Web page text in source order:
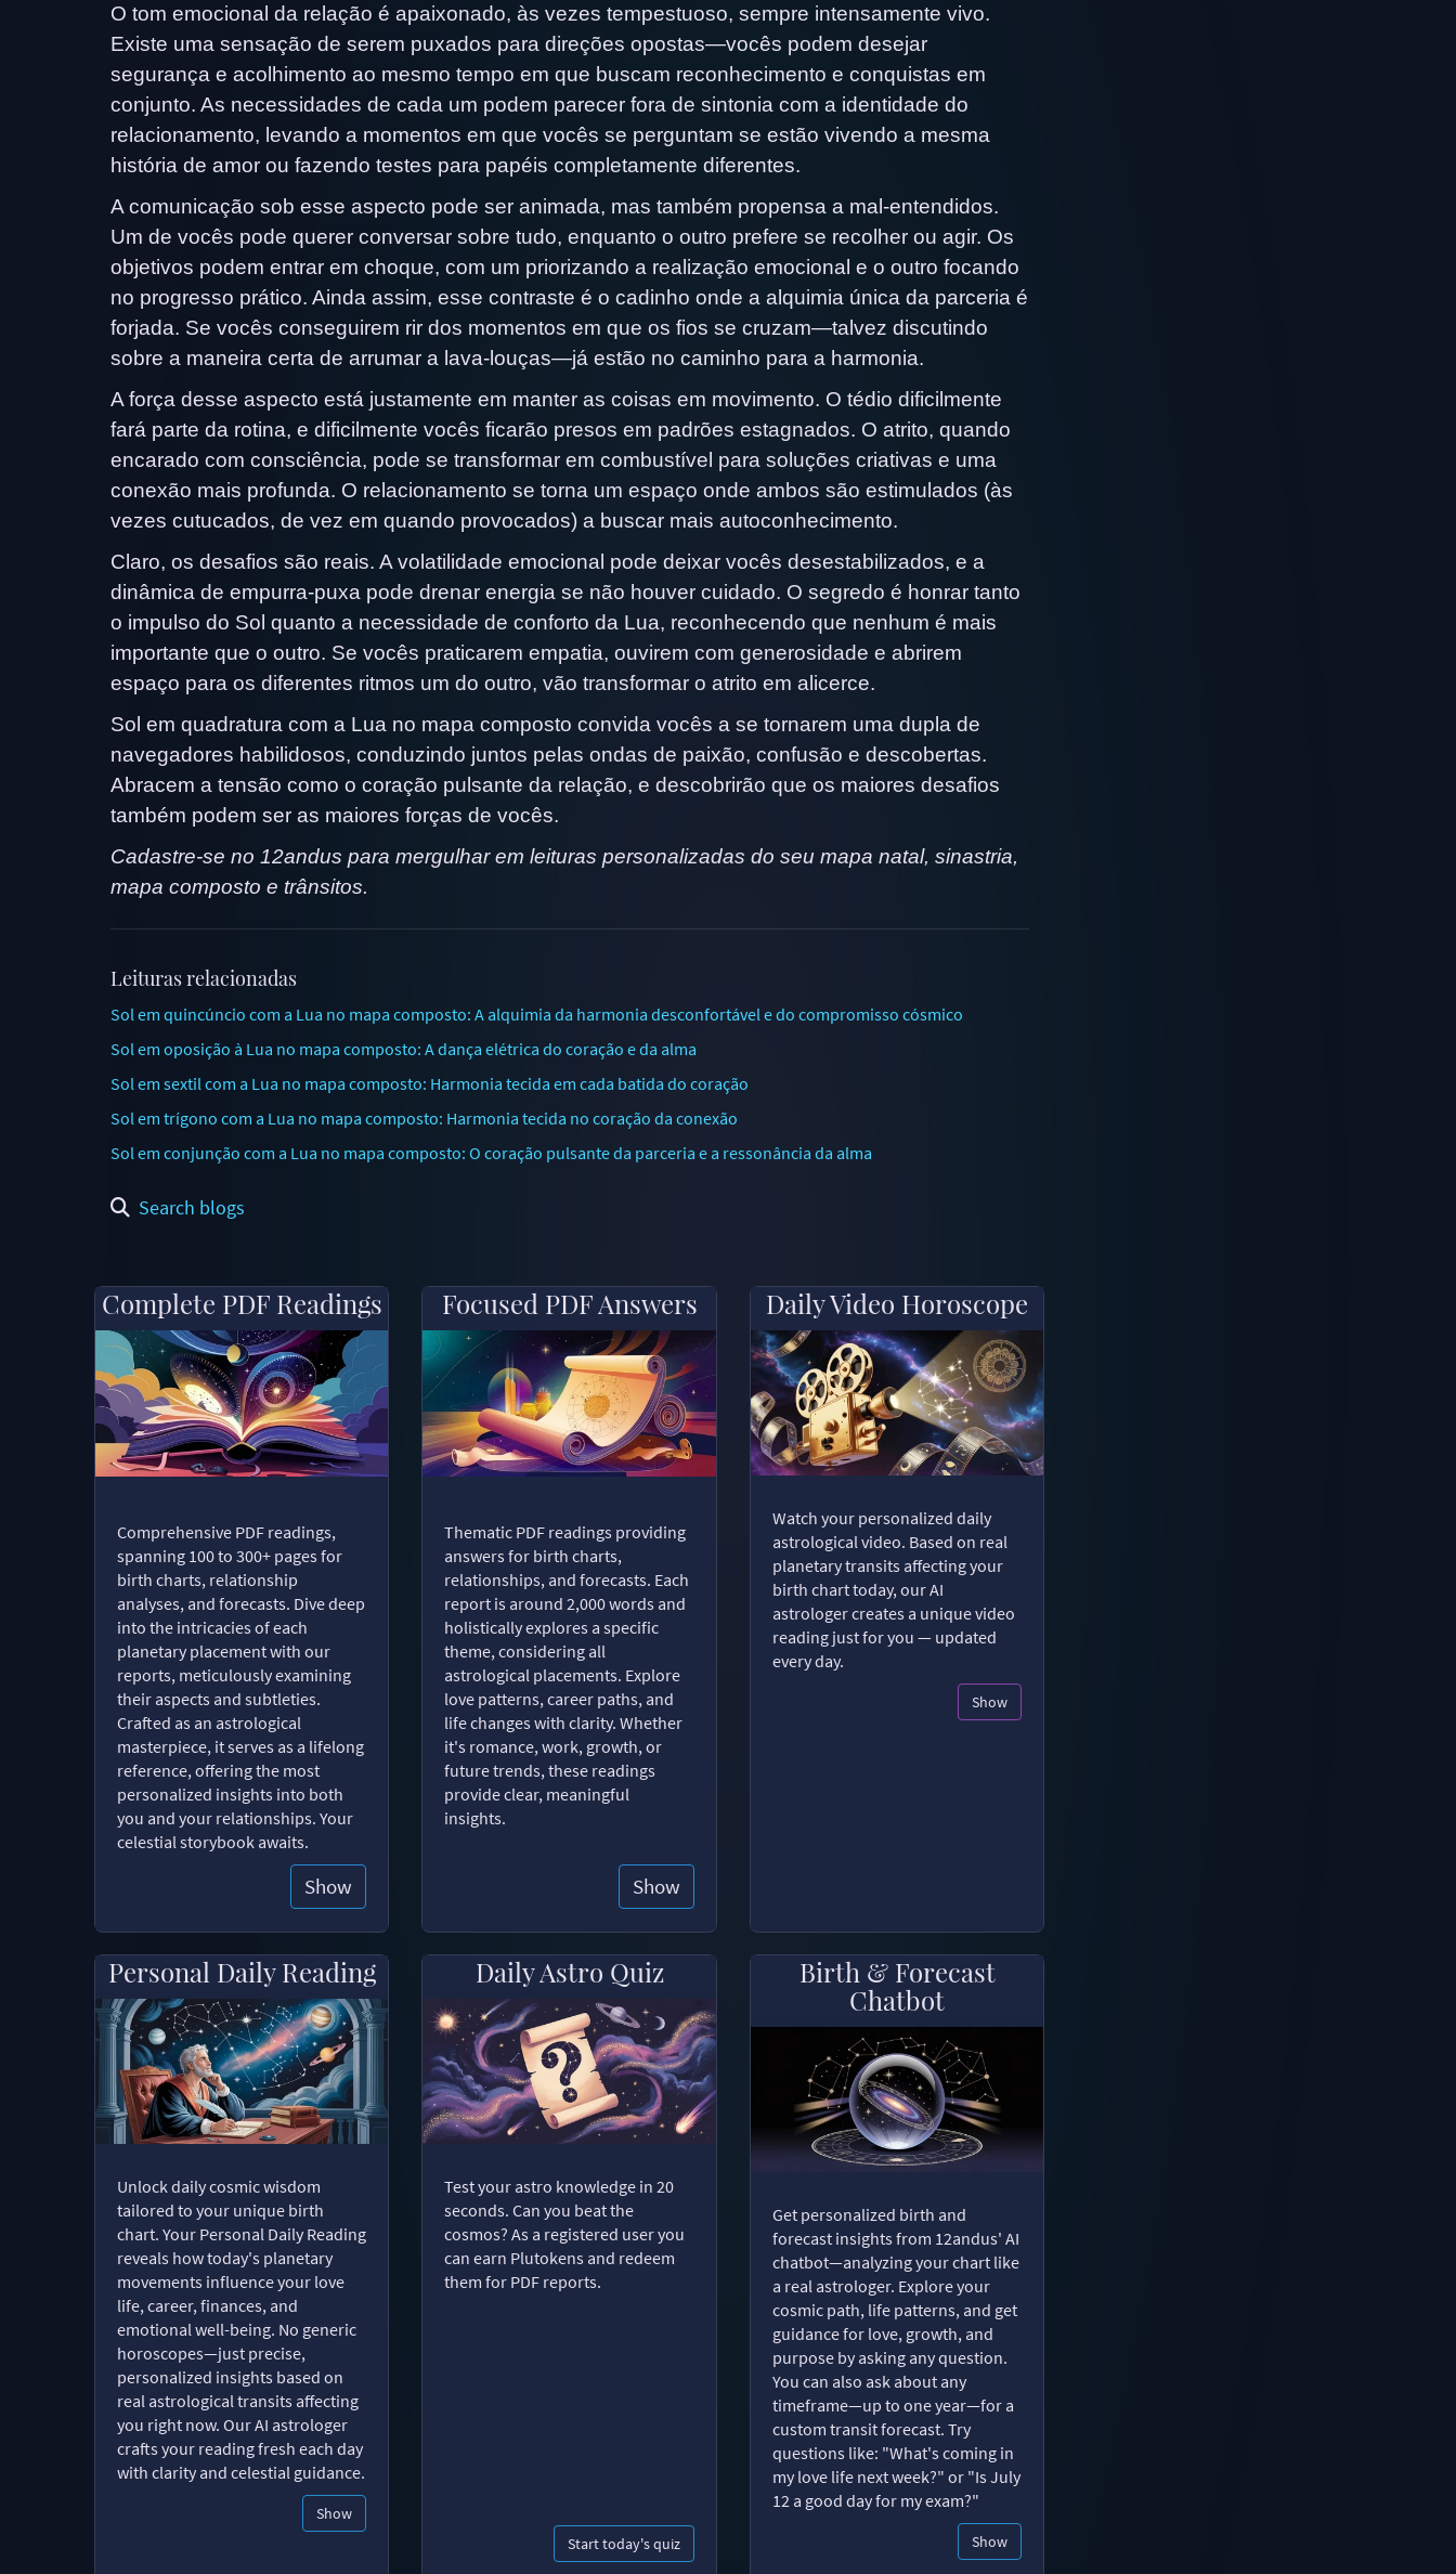
O tom emocional da relação é apaixonado, às vezes tempestuoso, sempre intensamente vivo.
Existe uma sensação de serem puxados para direções opostas—vocês podem desejar
segurança e acolhimento ao mesmo tempo em que buscam reconhecimento e conquistas em
conjunto. As necessidades de cada um podem parecer fora de sintonia com a identidade do
relacionamento, levando a momentos em que vocês se perguntam se estão vivendo a mesma
história de amor ou fazendo testes para papéis completamente diferentes.
A comunicação sob esse aspecto pode ser animada, mas também propensa a mal-entendidos.
Um de vocês pode querer conversar sobre tudo, enquanto o outro prefere se recolher ou agir. Os
objetivos podem entrar em choque, com um priorizando a realização emocional e o outro focando
no progresso prático. Ainda assim, esse contraste é o cadinho onde a alquimia única da parceria é
forjada. Se vocês conseguirem rir dos momentos em que os fios se cruzam—talvez discutindo
sobre a maneira certa de arrumar a lava-louças—já estão no caminho para a harmonia.
A força desse aspecto está justamente em manter as coisas em movimento. O tédio dificilmente
fará parte da rotina, e dificilmente vocês ficarão presos em padrões estagnados. O atrito, quando
encarado com consciência, pode se transformar em combustível para soluções criativas e uma
conexão mais profunda. O relacionamento se torna um espaço onde ambos são estimulados (às
vezes cutucados, de vez em quando provocados) a buscar mais autoconhecimento.
Claro, os desafios são reais. A volatilidade emocional pode deixar vocês desestabilizados, e a
dinâmica de empurra-puxa pode drenar energia se não houver cuidado. O segredo é honrar tanto
o impulso do Sol quanto a necessidade de conforto da Lua, reconhecendo que nenhum é mais
importante que o outro. Se vocês praticarem empatia, ouvirem com generosidade e abrirem
espaço para os diferentes ritmos um do outro, vão transformar o atrito em alicerce.
Sol em quadratura com a Lua no mapa composto convida vocês a se tornarem uma dupla de
navegadores habilidosos, conduzindo juntos pelas ondas de paixão, confusão e descobertas.
Abracem a tensão como o coração pulsante da relação, e descobrirão que os maiores desafios
também podem ser as maiores forças de vocês.
Cadastre-se no 12andus para mergulhar em leituras personalizadas do seu mapa natal, sinastria,
mapa composto e trânsitos.
Leituras relacionadas
Sol em quincúncio com a Lua no mapa composto: A alquimia da harmonia desconfortável e do compromisso cósmico
Sol em oposição à Lua no mapa composto: A dança elétrica do coração e da alma
Sol em sextil com a Lua no mapa composto: Harmonia tecida em cada batida do coração
Sol em trígono com a Lua no mapa composto: Harmonia tecida no coração da conexão
Sol em conjunção com a Lua no mapa composto: O coração pulsante da parceria e a ressonância da alma
Search blogs
Complete PDF Readings
Comprehensive PDF readings,
spanning 100 to 300+ pages for
birth charts, relationship
analyses, and forecasts. Dive deep
into the intricacies of each
planetary placement with our
reports, meticulously examining
their aspects and subtleties.
Crafted as an astrological
masterpiece, it serves as a lifelong
reference, offering the most
personalized insights into both
you and your relationships. Your
celestial storybook awaits.
Show
Focused PDF Answers
Thematic PDF readings providing
answers for birth charts,
relationships, and forecasts. Each
report is around 2,000 words and
holistically explores a specific
theme, considering all
astrological placements. Explore
love patterns, career paths, and
life changes with clarity. Whether
it's romance, work, growth, or
future trends, these readings
provide clear, meaningful
insights.
Show
Daily Video Horoscope
Watch your personalized daily
astrological video. Based on real
planetary transits affecting your
birth chart today, our AI
astrologer creates a unique video
reading just for you — updated
every day.
Show
Personal Daily Reading
Unlock daily cosmic wisdom
tailored to your unique birth
chart. Your Personal Daily Reading
reveals how today's planetary
movements influence your love
life, career, finances, and
emotional well-being. No generic
horoscopes—just precise,
personalized insights based on
real astrological transits affecting
you right now. Our AI astrologer
crafts your reading fresh each day
with clarity and celestial guidance.
Show
Daily Astro Quiz
Test your astro knowledge in 20
seconds. Can you beat the
cosmos? As a registered user you
can earn Plutokens and redeem
them for PDF reports.
Start today's quiz
Birth & Forecast
Chatbot
Get personalized birth and
forecast insights from 12andus' AI
chatbot—analyzing your chart like
a real astrologer. Explore your
cosmic path, life patterns, and get
guidance for love, growth, and
purpose by asking any question.
You can also ask about any
timeframe—up to one year—for a
custom transit forecast. Try
questions like: "What's coming in
my love life next week?" or "Is July
12 a good day for my exam?"
Show